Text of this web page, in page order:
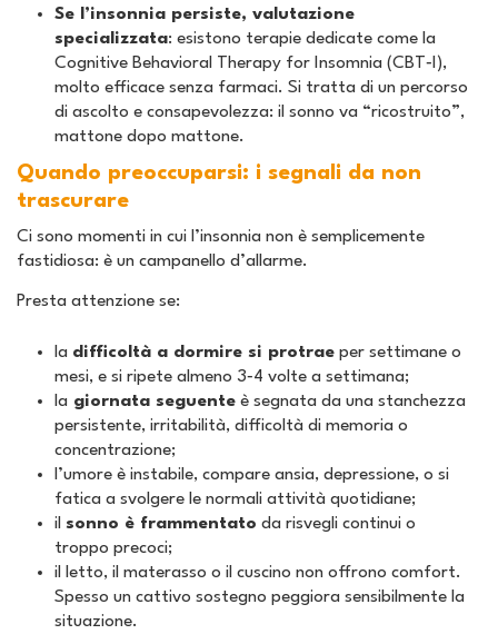
Se l’insonnia persiste, valutazione
specializzata: esistono terapie dedicate come la
Cognitive Behavioral Therapy for Insomnia (CBT‑I),
molto efficace senza farmaci. Si tratta di un percorso
di ascolto e consapevolezza: il sonno va “ricostruito”,
mattone dopo mattone.
Quando preoccuparsi: i segnali da non
trascurare
Ci sono momenti in cui l’insonnia non è semplicemente
fastidiosa: è un campanello d’allarme.
Presta attenzione se:
la difficoltà a dormire si protrae per settimane o
mesi, e si ripete almeno 3‑4 volte a settimana;
la giornata seguente è segnata da una stanchezza
persistente, irritabilità, difficoltà di memoria o
concentrazione;
l’umore è instabile, compare ansia, depressione, o si
fatica a svolgere le normali attività quotidiane;
il sonno è frammentato da risvegli continui o
troppo precoci;
il letto, il materasso o il cuscino non offrono comfort.
Spesso un cattivo sostegno peggiora sensibilmente la
situazione.